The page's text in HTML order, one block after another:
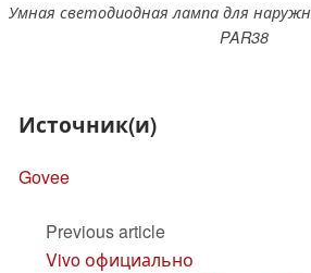
Умная светодиодная лампа для
PAR38
Источник(и)
Govee
Previous article
Vivo официально